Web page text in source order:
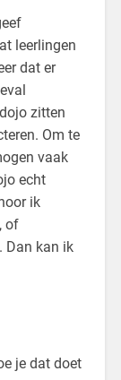
leerlingen
dat er
zitten
Om te
vaak
echt
ik
of
Dan kan ik
je dat doet